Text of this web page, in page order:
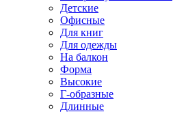
Детские
Офисные
Для книг
Для одежды
На балкон
Форма
Высокие
Г-образные
Длинные